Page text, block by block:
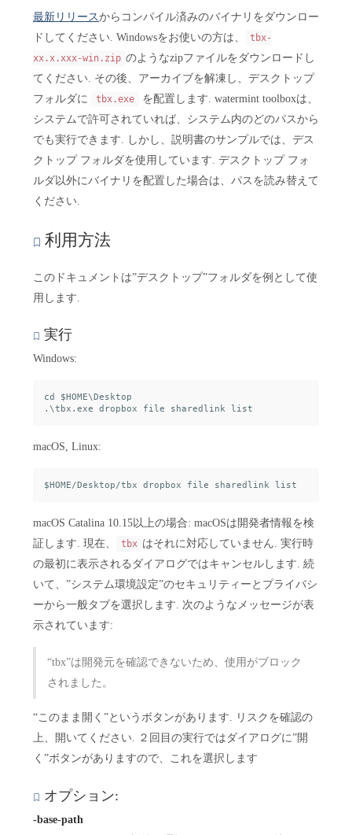
最新リリースからコンパイル済みのバイナリをダウンロー
ドしてください. Windowsをお使いの方は、
tbx-
xx.x.xxx-win.zip のようなzipファイルをダウンロードし
てください. その後、アーカイブを解凍し、デスクトップ
フォルダに
tbx.exe
を配置します. watermint toolboxは、
システムで許可されていれば、システム内のどのパスから
でも実行できます. しかし、説明書のサンプルでは、デス
クトップ フォルダを使用しています. デスクトップ フォ
ルダ以外にバイナリを配置した場合は、パスを読み替えて
ください.
利用方法
このドキュメントは”デスクトップ”フォルダを例として使
用します.
実行
Windows:
cd $HOME\Desktop
macOS, Linux:
macOS Catalina 10.15以上の場合: macOSは開発者情報を検
証します. 現在、
tbx はそれに対応していません. 実行時
の最初に表示されるダイアログではキャンセルします. 続
いて、”システム環境設定”のセキュリティーとプライバシ
ーから一般タブを選択します. 次のようなメッセージが表
示されています:
“tbx”は開発元を確認できないため、使用がブロック
されました。
“このまま開く”というボタンがあります. リスクを確認の
上、開いてください. ２回目の実行ではダイアログに”開
く”ボタンがありますので、これを選択します
オプション:
-base-path